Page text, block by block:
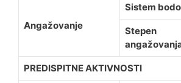
Angažovanje
Sistem
Stepen
PREDISPITNE AKTIVNOSTI